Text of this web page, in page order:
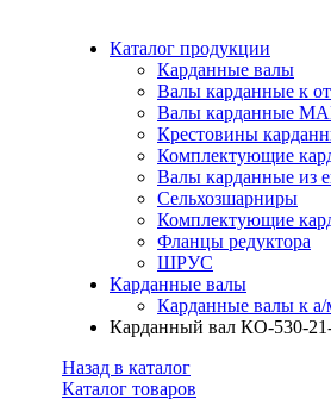
Каталог продукции
Карданные валы
Валы карданные к
Валы карданные
Крестовины
Комплектующие
Валы карданные из
Сельхозшарниры
Комплектующие
Фланцы редуктора
ШРУС
Карданные валы
Карданные валы к
Карданный вал КО-530-
Назад в каталог
Каталог товаров